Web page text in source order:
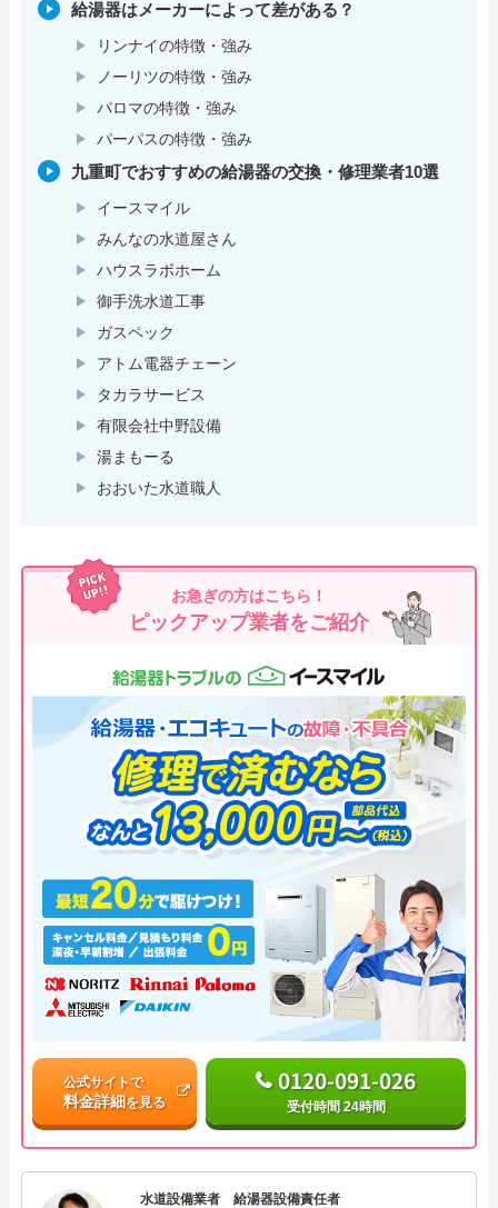
給湯器はメーカーによって差がある？
リンナイの特徴・強み
ノーリツの特徴・強み
パロマの特徴・強み
パーパスの特徴・強み
九重町でおすすめの給湯器の交換・修理業者10選
イースマイル
みんなの水道屋さん
ハウスラボホーム
御手洗水道工事
ガスペック
アトム電器チェーン
タカラサービス
有限会社中野設備
湯まもーる
おおいた水道職人
お急ぎの方はこちら！
ピックアップ業者をご紹介
公式サイトで
料金詳細を見る
0120-091-026
受付時間 24時間
水道設備業者 給湯器設備責任者